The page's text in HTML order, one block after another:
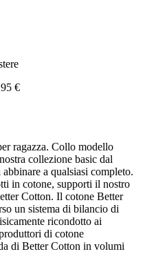
€
ragazza. Collo modello
collezione basic dal
a qualsiasi completo.
in cotone, supporti il nostro
Cotton. Il cotone Better
un sistema di bilancio di
ricondotto ai
di cotone
di Better Cotton in volumi